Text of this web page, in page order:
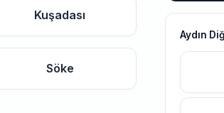
Kuşadası
Söke
Aydın